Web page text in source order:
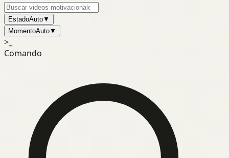
EstadoAuto▼
MomentoAuto▼
>_
Comando